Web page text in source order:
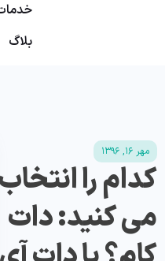
خدمات
بلاگ
مهر ۱۶, ۱۳۹۶
کدام را انتخاب
می کنید: دات